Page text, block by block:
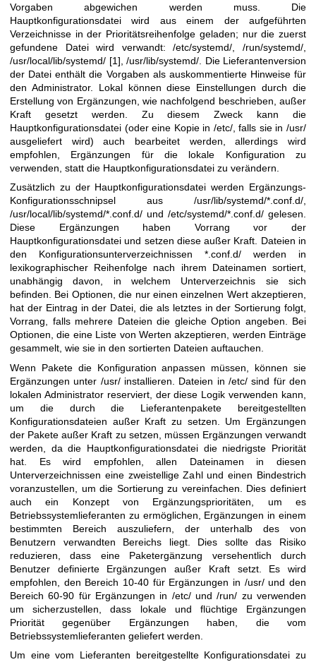
Vorgaben abgewichen werden muss. Die
Hauptkonfigurationsdatei wird aus einem der aufgeführten
Verzeichnisse in der Prioritätsreihenfolge geladen; nur die zuerst
gefundene Datei wird verwandt: /etc/systemd/, /run/systemd/,
/usr/local/lib/systemd/ [1], /usr/lib/systemd/. Die Lieferantenversion
der Datei enthält die Vorgaben als auskommentierte Hinweise für
den Administrator. Lokal können diese Einstellungen durch die
Erstellung von Ergänzungen, wie nachfolgend beschrieben, außer
Kraft gesetzt werden. Zu diesem Zweck kann die
Hauptkonfigurationsdatei (oder eine Kopie in /etc/, falls sie in /usr/
ausgeliefert wird) auch bearbeitet werden, allerdings wird
empfohlen, Ergänzungen für die lokale Konfiguration zu
verwenden, statt die Hauptkonfigurationsdatei zu verändern.
Zusätzlich zu der Hauptkonfigurationsdatei werden Ergänzungs-
Konfigurationsschnipsel aus /usr/lib/systemd/*.conf.d/,
/usr/local/lib/systemd/*.conf.d/ und /etc/systemd/*.conf.d/ gelesen.
Diese Ergänzungen haben Vorrang vor der
Hauptkonfigurationsdatei und setzen diese außer Kraft. Dateien in
den Konfigurationsunterverzeichnissen *.conf.d/ werden in
lexikographischer Reihenfolge nach ihrem Dateinamen sortiert,
unabhängig davon, in welchem Unterverzeichnis sie sich
befinden. Bei Optionen, die nur einen einzelnen Wert akzeptieren,
hat der Eintrag in der Datei, die als letztes in der Sortierung folgt,
Vorrang, falls mehrere Dateien die gleiche Option angeben. Bei
Optionen, die eine Liste von Werten akzeptieren, werden Einträge
gesammelt, wie sie in den sortierten Dateien auftauchen.
Wenn Pakete die Konfiguration anpassen müssen, können sie
Ergänzungen unter /usr/ installieren. Dateien in /etc/ sind für den
lokalen Administrator reserviert, der diese Logik verwenden kann,
um die durch die Lieferantenpakete bereitgestellten
Konfigurationsdateien außer Kraft zu setzen. Um Ergänzungen
der Pakete außer Kraft zu setzen, müssen Ergänzungen verwandt
werden, da die Hauptkonfigurationsdatei die niedrigste Priorität
hat. Es wird empfohlen, allen Dateinamen in diesen
Unterverzeichnissen eine zweistellige Zahl und einen Bindestrich
voranzustellen, um die Sortierung zu vereinfachen. Dies definiert
auch ein Konzept von Ergänzungsprioritäten, um es
Betriebssystemlieferanten zu ermöglichen, Ergänzungen in einem
bestimmten Bereich auszuliefern, der unterhalb des von
Benutzern verwandten Bereichs liegt. Dies sollte das Risiko
reduzieren, dass eine Paketergänzung versehentlich durch
Benutzer definierte Ergänzungen außer Kraft setzt. Es wird
empfohlen, den Bereich 10-40 für Ergänzungen in /usr/ und den
Bereich 60-90 für Ergänzungen in /etc/ und /run/ zu verwenden
um sicherzustellen, dass lokale und flüchtige Ergänzungen
Priorität gegenüber Ergänzungen haben, die vom
Betriebssystemlieferanten geliefert werden.
Um eine vom Lieferanten bereitgestellte Konfigurationsdatei zu